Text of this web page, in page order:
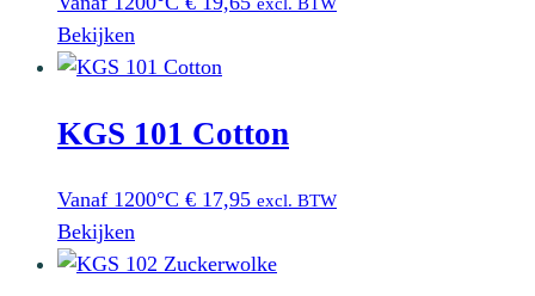
Bekijken
KGS 101 Cotton
Vanaf 1200°C € 17,95 excl. BTW
Bekijken